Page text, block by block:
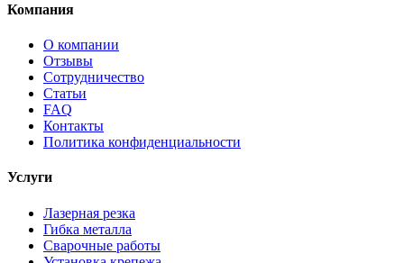
Компания
О компании
Отзывы
Сотрудничество
Статьи
FAQ
Контакты
Политика конфиденциальности
Услуги
Лазерная резка
Гибка металла
Сварочные работы